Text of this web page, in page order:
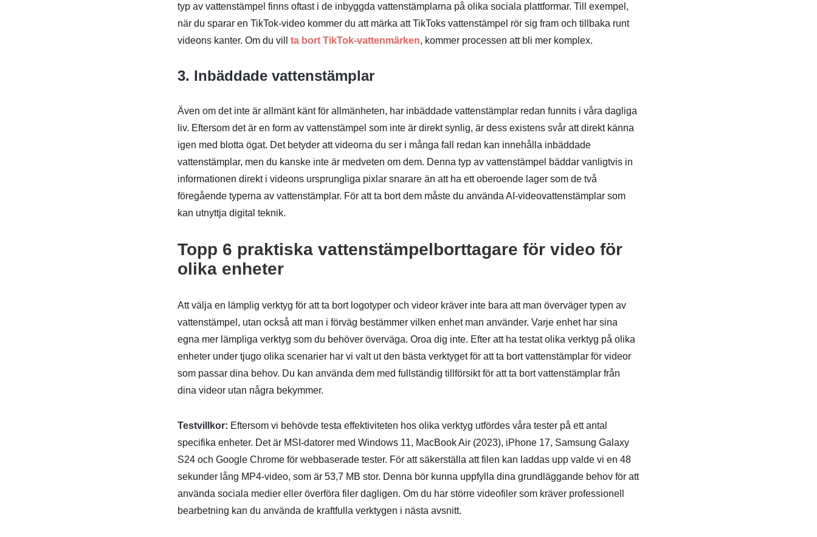
typ av vattenstämpel finns oftast i de inbyggda vattenstämplarna på olika sociala plattformar. Till exempel,
när du sparar en TikTok-video kommer du att märka att TikToks vattenstämpel rör sig fram och tillbaka runt
videons kanter. Om du vill ta bort TikTok-vattenmärken, kommer processen att bli mer komplex.
3. Inbäddade vattenstämplar
Även om det inte är allmänt känt för allmänheten, har inbäddade vattenstämplar redan funnits i våra dagliga
liv. Eftersom det är en form av vattenstämpel som inte är direkt synlig, är dess existens svår att direkt känna
igen med blotta ögat. Det betyder att videorna du ser i många fall redan kan innehålla inbäddade
vattenstämplar, men du kanske inte är medveten om dem. Denna typ av vattenstämpel bäddar vanligtvis in
informationen direkt i videons ursprungliga pixlar snarare än att ha ett oberoende lager som de två
föregående typerna av vattenstämplar. För att ta bort dem måste du använda AI-videovattenstämplar som
kan utnyttja digital teknik.
Topp 6 praktiska vattenstämpelborttagare för video för
olika enheter
Att välja en lämplig verktyg för att ta bort logotyper och videor kräver inte bara att man överväger typen av
vattenstämpel, utan också att man i förväg bestämmer vilken enhet man använder. Varje enhet har sina
egna mer lämpliga verktyg som du behöver överväga. Oroa dig inte. Efter att ha testat olika verktyg på olika
enheter under tjugo olika scenarier har vi valt ut den bästa verktyget för att ta bort vattenstämplar för videor
som passar dina behov. Du kan använda dem med fullständig tillförsikt för att ta bort vattenstämplar från
dina videor utan några bekymmer.
Testvillkor: Eftersom vi behövde testa effektiviteten hos olika verktyg utfördes våra tester på ett antal
specifika enheter. Det är MSI-datorer med Windows 11, MacBook Air (2023), iPhone 17, Samsung Galaxy
S24 och Google Chrome för webbaserade tester. För att säkerställa att filen kan laddas upp valde vi en 48
sekunder lång MP4-video, som är 53,7 MB stor. Denna bör kunna uppfylla dina grundläggande behov för att
använda sociala medier eller överföra filer dagligen. Om du har större videofiler som kräver professionell
bearbetning kan du använda de kraftfulla verktygen i nästa avsnitt.